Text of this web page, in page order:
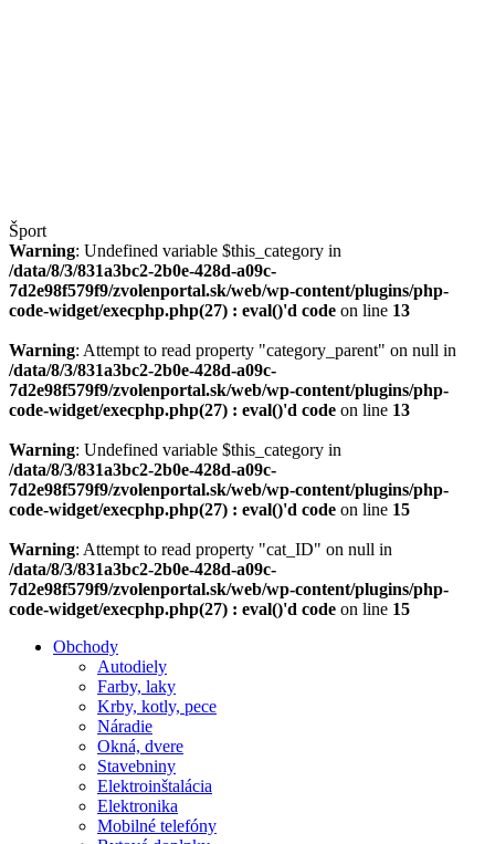
Šport
Warning: Undefined variable $this_category in
/data/8/3/831a3bc2-2b0e-428d-a09c-
7d2e98f579f9/zvolenportal.sk/web/wp-content/plugins/php-
code-widget/execphp.php(27) : eval()'d code on line 13
Warning: Attempt to read property "category_parent" on null in
/data/8/3/831a3bc2-2b0e-428d-a09c-
7d2e98f579f9/zvolenportal.sk/web/wp-content/plugins/php-
code-widget/execphp.php(27) : eval()'d code on line 13
Warning: Undefined variable $this_category in
/data/8/3/831a3bc2-2b0e-428d-a09c-
7d2e98f579f9/zvolenportal.sk/web/wp-content/plugins/php-
code-widget/execphp.php(27) : eval()'d code on line 15
Warning: Attempt to read property "cat_ID" on null in
/data/8/3/831a3bc2-2b0e-428d-a09c-
7d2e98f579f9/zvolenportal.sk/web/wp-content/plugins/php-
code-widget/execphp.php(27) : eval()'d code on line 15
Obchody
Autodiely
Farby, laky
Krby, kotly, pece
Náradie
Okná, dvere
Stavebniny
Elektroinštalácia
Elektronika
Mobilné telefóny